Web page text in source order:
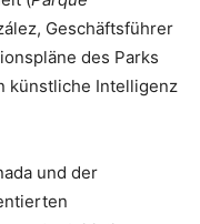
Geschäftsführer
des Parks
künstliche Intelligenz
und der